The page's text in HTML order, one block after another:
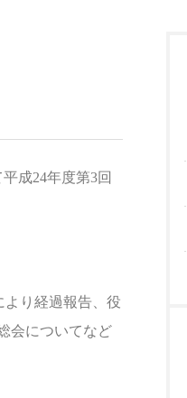
成24年度第3回
より経過報告、役
会についてなど